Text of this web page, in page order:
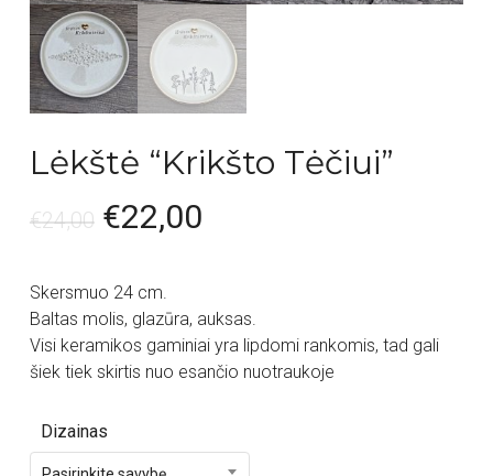
Lėkštė “Krikšto Tėčiui”
€24,00 €22,00
Skersmuo 24 cm.
Baltas molis, glazūra, auksas.
Visi keramikos gaminiai yra lipdomi rankomis, tad gali
šiek tiek skirtis nuo esančio nuotraukoje
Dizainas